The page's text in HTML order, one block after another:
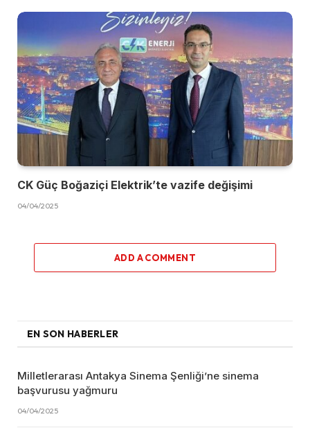
CK Güç Boğaziçi Elektrik’te vazife değişimi
04/04/2025
ADD A COMMENT
EN SON HABERLER
Milletlerarası Antakya Sinema Şenliği’ne sinema
başvurusu yağmuru
04/04/2025